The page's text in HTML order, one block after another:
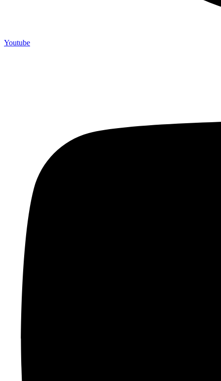
Youtube